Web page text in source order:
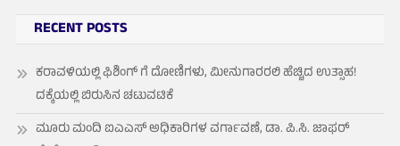
RECENT POSTS
ಕರಾವಳಿಯಲ್ಲಿ ಫಿಶಿಂಗ್ ಗೆ ದೋಣಿಗಳು, ಮೀನುಗಾರರಲಿ ಹೆಚ್ಚಿದ ಉತ್ಸಾಹ!
ದಕ್ಕೆಯಲ್ಲಿ ಬಿರುಸಿನ ಚಟುವಟಿಕೆ
ಮೂರು ಮಂದಿ ಐಎಎಸ್ ಅಧಿಕಾರಿಗಳ ವರ್ಗಾವಣೆ, ಡಾ. ಪಿ.ಸಿ. ಜಾಫರ್